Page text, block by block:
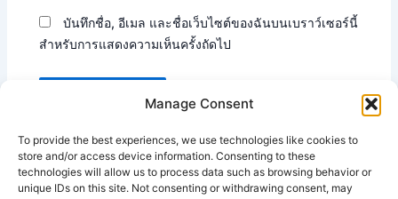
Manage Consent
To provide the best experiences, we use technologies like cookies to
store and/or access device information. Consenting to these
technologies will allow us to process data such as browsing behavior or
unique IDs on this site. Not consenting or withdrawing consent, may
บันทึกชื่อ, อีเมล และชื่อเว็บไซต์ของฉันบนเบราว์เซอร์นี้
สำหรับการแสดงความเห็นครั้งถัดไป
This site uses Akismet to reduce spam.Learn how your
comment data is processed.